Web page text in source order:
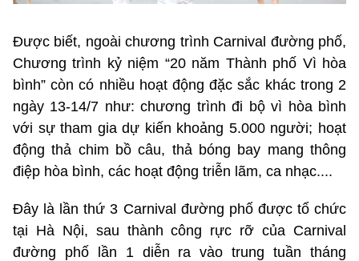
Được biết, ngoài chương trình Carnival đường phố,
Chương trình kỷ niệm “20 năm Thành phố Vì hòa
bình” còn có nhiều hoạt động đặc sắc khác trong 2
ngày 13-14/7 như: chương trình đi bộ vì hòa bình
với sự tham gia dự kiến khoảng 5.000 người; hoạt
động thả chim bồ câu, thả bóng bay mang thông
điệp hòa bình, các hoạt động triễn lãm, ca nhạc....
Đây là lần thứ 3 Carnival đường phố được tổ chức
tại Hà Nội, sau thành công rực rỡ của Carnival
đường phố lần 1 diễn ra vào trung tuần tháng